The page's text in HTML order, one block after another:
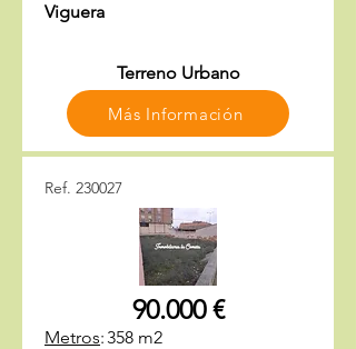
Viguera
Terreno Urbano
Más Información
Ref. 230027
90.000 €
Metros:358 m2